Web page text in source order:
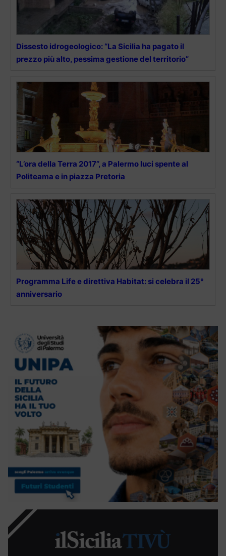
Dissesto idrogeologico: “La Sicilia ha pagato il
prezzo più alto, pessima gestione del territorio”
“L’ora della Terra 2017”, a Palermo luci spente al
Politeama e in piazza Pretoria
Programma Life e direttiva Habitat: si celebra il 25°
anniversario